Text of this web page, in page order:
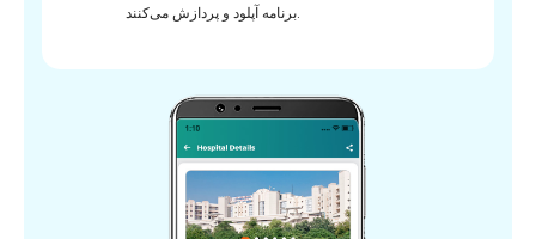
برنامه آپلود و پردازش می‌کنند.